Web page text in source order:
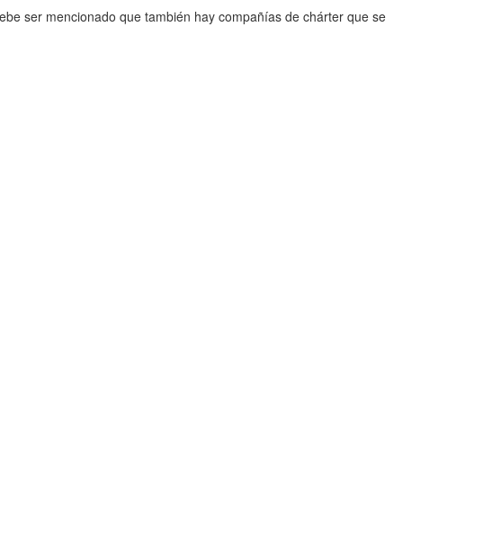
ser mencionado que también hay compañías de chárter que se